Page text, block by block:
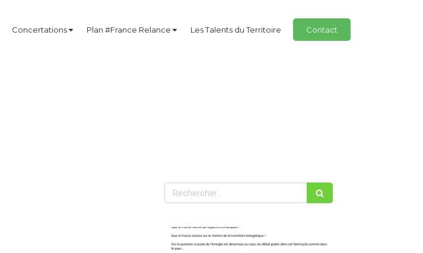
Concertations Plan #France Relance Les Talents du Territoire Contact
Rechercher